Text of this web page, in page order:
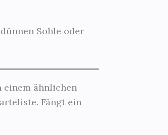
Sohle oder
einem ähnlichen
Fängt ein